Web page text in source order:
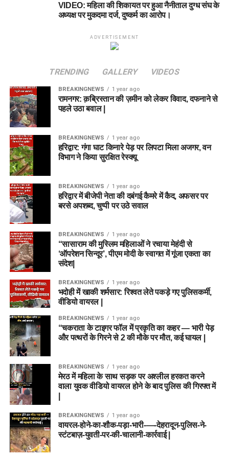
VIDEO: महिला की शिकायत पर हुआ नैनीताल दुग्ध संघ के
अध्यक्ष पर मुकदमा दर्ज, दुष्कर्म का आरोप।
ADVERTISEMENT
TRENDING GALLERY VIDEOS
BREAKINGNEWS 1 year ago
रामनगर: क़ब्रिस्तान की ज़मीन को लेकर विवाद, दफनाने से
पहले उठा बवाल |
BREAKINGNEWS 1 year ago
हरिद्वार: गंगा घाट किनारे पेड़ पर लिपटा मिला अजगर, वन
विभाग ने किया सुरक्षित रेस्क्यू
BREAKINGNEWS 1 year ago
हरिद्वार में बीजेपी नेता की दबंगई कैमरे में कैद, अफसर पर
बरसे अपशब्द, चुप्पी पर उठे सवाल
BREAKINGNEWS 1 year ago
“सासाराम की मुस्लिम महिलाओं ने रचाया मेहंदी से
‘ऑपरेशन सिन्दूर’, पीएम मोदी के स्वागत में गूंजा एकता का
संदेश|
BREAKINGNEWS 1 year ago
भदोही में खाकी शर्मसार: रिश्वत लेते पकड़े गए पुलिसकर्मी,
वीडियो वायरल |
BREAKINGNEWS 1 year ago
“चकराता के टाइगर फॉल में प्रकृति का कहर — भारी पेड़
और पत्थरों के गिरने से 2 की मौके पर मौत, कई घायल |
BREAKINGNEWS 1 year ago
मेरठ में महिला के साथ सड़क पर अश्लील हरकत करने
वाला युवक वीडियो वायरल होने के बाद पुलिस की गिरफ्त में
BREAKINGNEWS 1 year ago
वायरल-होने-का-शौक-पड़ा-भारी-—-देहरादून-पुलिस-ने-
स्टंटबाज़-युवती-पर-की-चालानी-कार्रवाई |